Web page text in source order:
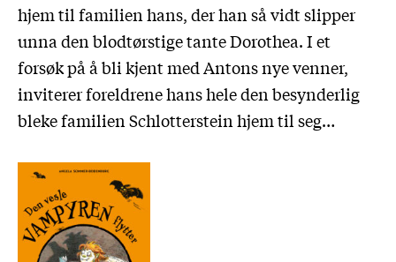
hjem til familien hans, der han så vidt slipper
unna den blodtørstige tante Dorothea. I et
forsøk på å bli kjent med Antons nye venner,
inviterer foreldrene hans hele den besynderlig
bleke familien Schlotterstein hjem til seg…